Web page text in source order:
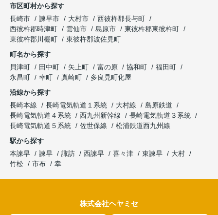
市区町村から探す
長崎市
諫早市 大村市
西彼杵郡長与町
西彼杵郡時津町
雲仙市 島原市
東彼杵郡東彼杵町
東彼杵郡川棚町
東彼杵郡波佐見町
町名から探す
貝津町
田中町 矢上町 富の原 協和町
福田町
永昌町
幸町 真崎町
多良見町化屋
沿線から探す
長崎本線
長崎電気軌道１系統 大村線
島原鉄道
長崎電気軌道４系統
西九州新幹線
長崎電気軌道３系統
長崎電気軌道５系統
佐世保線
松浦鉄道西九州線
駅から探す
本諫早
諫早 諏訪 西諫早 喜々津 東諫早
大村
竹松
市布 幸
株式会社ヘヤミセ